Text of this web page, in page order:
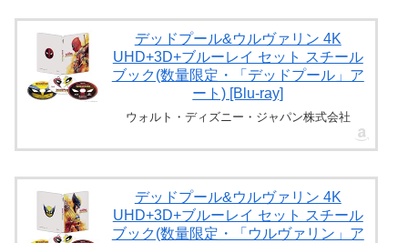
デッドプール&ウルヴァリン 4K
UHD+3D+ブルーレイ セット スチール
ブック(数量限定・「デッドプール」ア
ート) [Blu-ray]
ウォルト・ディズニー・ジャパン株式会社
デッドプール&ウルヴァリン 4K
UHD+3D+ブルーレイ セット スチール
ブック(数量限定・「ウルヴァリン」ア